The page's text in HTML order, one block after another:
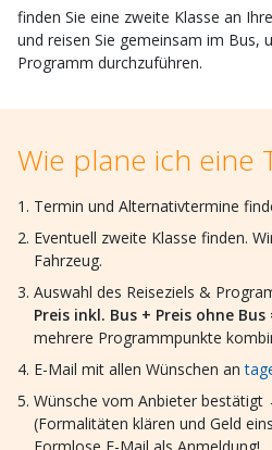
finden Sie eine zweite Klasse an
und reisen Sie gemeinsam im Bus,
Programm durchzuführen.
Wie plane ich eine
Termin und Alternativtermine
Eventuell zweite Klasse finden.
Fahrzeug.
Auswahl des Reiseziels &
Preis inkl. Bus + Preis ohne
mehrere Programmpunkte
E-Mail mit allen Wünschen an
Wünsche vom Anbieter
(Formalitäten klären und Geld
Formlose E-Mail als Anmeldung!